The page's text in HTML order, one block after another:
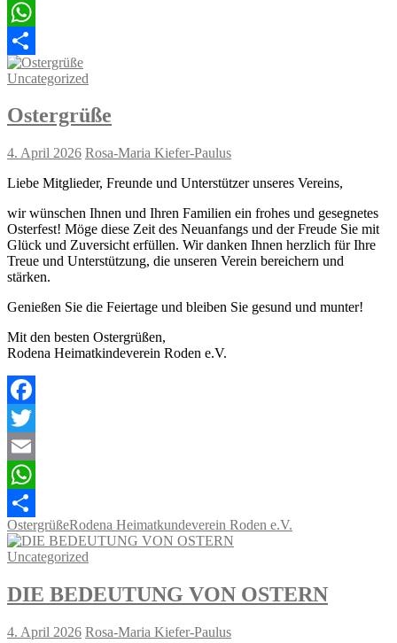
Email
WhatsApp
Teilen
Uncategorized
Ostergrüße
4. April 2026 Rosa-Maria Kiefer-Paulus
Liebe Mitglieder, Freunde und Unterstützer unseres Vereins,
wir wünschen Ihnen und Ihren Familien ein frohes und gesegnetes
Osterfest! Möge diese Zeit des Neuanfangs und der Freude Sie mit
Glück und Zuversicht erfüllen. Wir danken Ihnen herzlich für Ihre
Treue und Unterstützung, die unseren Verein bereichern und
stärken.
Genießen Sie die Feiertage und bleiben Sie gesund und munter!
Mit den besten Ostergrüßen,
Rodena Heimatkindeverein Roden e.V.
Facebook
Twitter
Email
WhatsApp
Teilen
OstergrüßeRodena Heimatkundeverein Roden e.V.
Uncategorized
DIE BEDEUTUNG VON OSTERN
4. April 2026 Rosa-Maria Kiefer-Paulus